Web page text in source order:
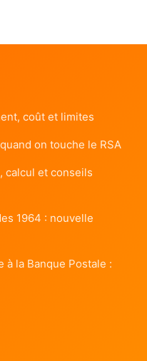
coût et limites
on touche le RSA
calcul et conseils
1964 : nouvelle
la Banque Postale :